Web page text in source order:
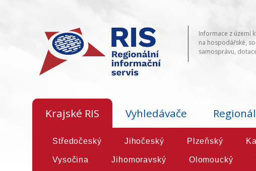
Informace z území
na hospodářské,
samosprávu,
Krajské RIS Vyhledávače
Středočeský Jihočeský Plzeňský
Vysočina Jihomoravský Olomoucký